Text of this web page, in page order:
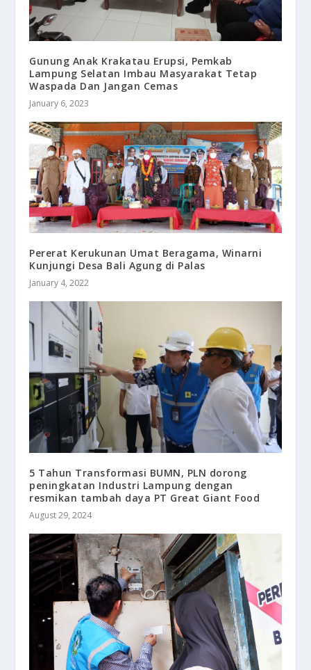
Gunung Anak Krakatau Erupsi, Pemkab
Lampung Selatan Imbau Masyarakat Tetap
Waspada Dan Jangan Cemas
January 6, 2023
Pererat Kerukunan Umat Beragama, Winarni
Kunjungi Desa Bali Agung di Palas
January 4, 2022
5 Tahun Transformasi BUMN, PLN dorong
peningkatan Industri Lampung dengan
resmikan tambah daya PT Great Giant Food
August 29, 2024